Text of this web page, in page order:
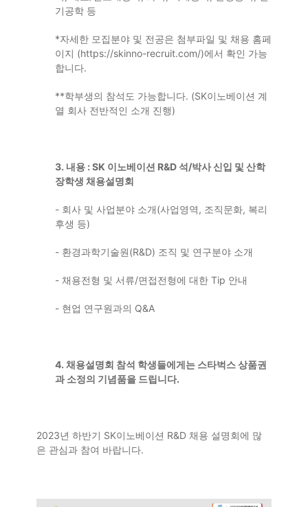
기공학 등
*자세한 모집분야 및 전공은 첨부파일 및 채용 홈페
이지 (https://skinno-recruit.com/)에서 확인 가능
합니다.
**학부생의 참석도 가능합니다. (SK이노베이션 계
열 회사 전반적인 소개 진행)
3. 내용: SK 이노베이션 R&D석/박사 신입 및 산학
장학생 채용설명회
- 회사 및 사업분야 소개(사업영역, 조직문화, 복리
후생 등)
- 환경과학기술원(R&D) 조직 및 연구분야 소개
- 채용전형 및 서류/면접전형에 대한Tip 안내
- 현업 연구원과의 Q&A
4. 채용설명회 참석 학생들에게는 스타벅스 상품권
과 소정의 기념품을 드립니다.
2023년 하반기 SK이노베이션 R&D 채용 설명회에 많
은 관심과 참여 바랍니다.